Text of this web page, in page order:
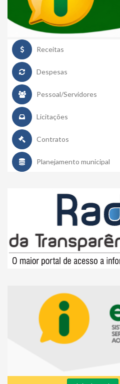
Receitas
Despesas
Pessoal/Servidores
Licitações
Contratos
Planejamento municipal